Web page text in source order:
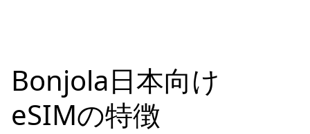
Bonjola日本向け
eSIMの特徴